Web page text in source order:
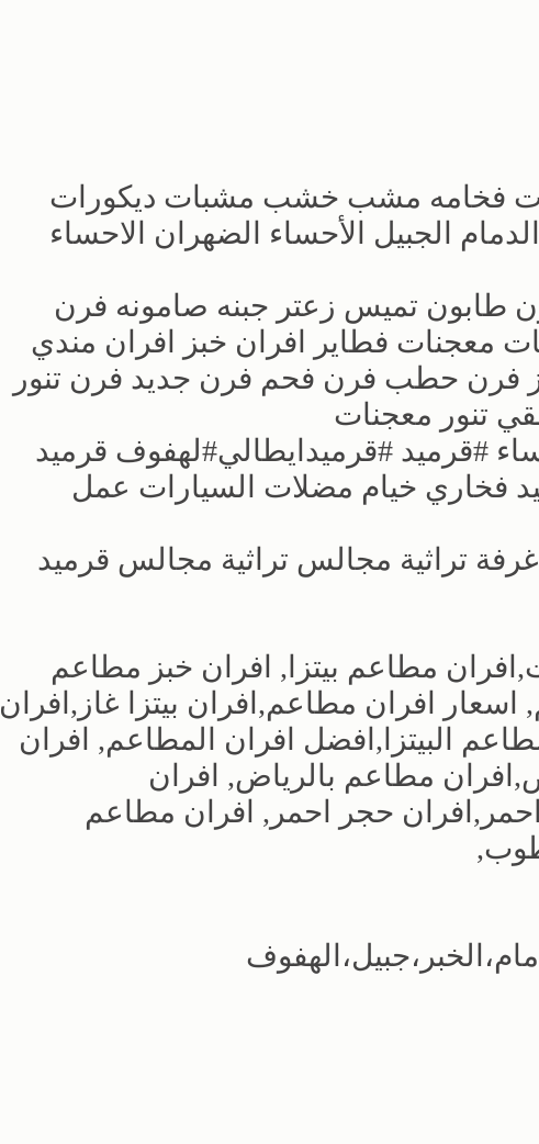
فخامه مشب خشب مشبات ديكورات
الجبيل الأحساء الضهران الاحساء
طابون تميس زعتر جبنه صامونه فرن
معجنات فطاير افران خبز افران مندي
حطب فرن فحم فرن جديد فرن تنور
تنور معجنات
#قرميد #قرميدايطالي#لهفوف قرميد
فخاري خيام مضلات السيارات عمل
تراثية مجالس تراثية مجالس قرميد
مطاعم بيتزا, افران خبز مطاعم
افران مطاعم,افران بيتزا غاز,افران
البيتزا,افضل افران المطاعم, افران
مطاعم بالرياض, افران
حجر احمر, افران مطاعم